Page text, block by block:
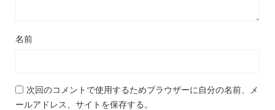
名前
次回のコメントで使用するためブラウザーに自分の名前、メ
ールアドレス、サイトを保存する。